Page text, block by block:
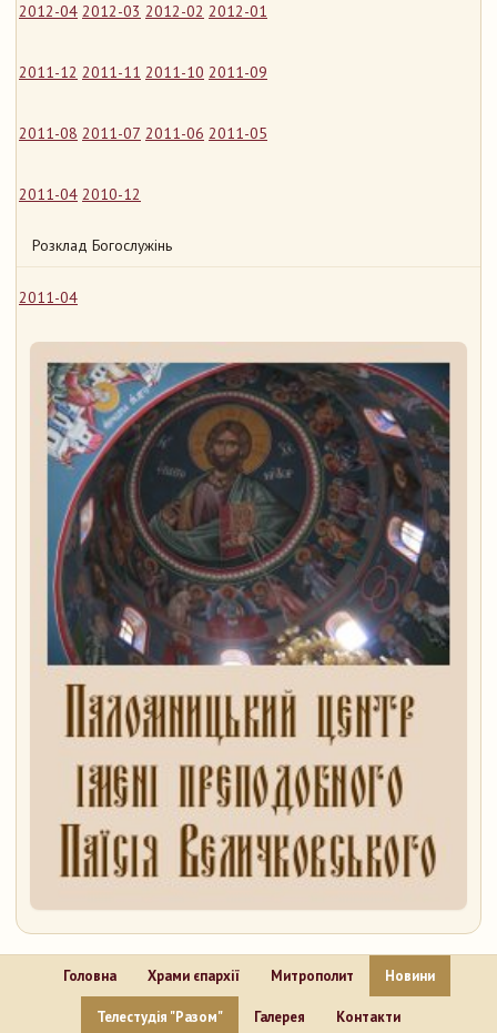
2012-04 2012-03 2012-02 2012-01
2011-12 2011-11 2011-10 2011-09
2011-08 2011-07 2011-06 2011-05
2011-04 2010-12
Розклад Богослужінь
2011-04
Головна Храми єпархії Митрополит Новини
Телестудія "Разом" Галерея Контакти